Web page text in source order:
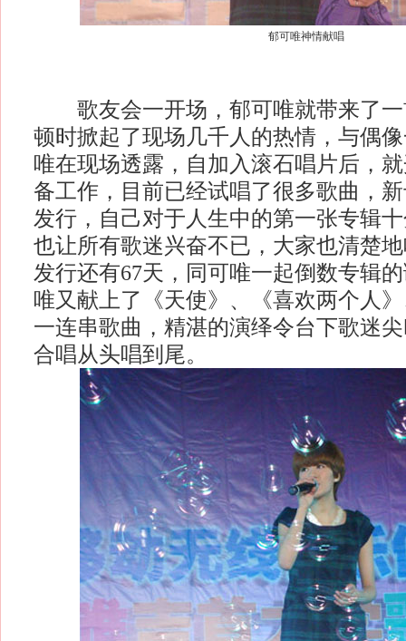
郁可唯神情献唱
歌友会一开场，郁可唯就带来了一
顿时掀起了现场几千人的热情，与偶
唯在现场透露，自加入滚石唱片后，
备工作，目前已经试唱了很多歌曲，
发行，自己对于人生中的第一张专辑
也让所有歌迷兴奋不已，大家也清楚
发行还有67天，同可唯一起倒数专辑
唯又献上了《天使》、《喜欢两个人
一连串歌曲，精湛的演绎令台下歌迷
合唱从头唱到尾。